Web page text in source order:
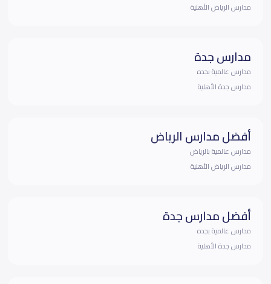
مدارس الرياض الأهلية
مدارس جدة
مدارس عالمية بجده
مدارس جدة الأهلية
أفضل مدارس الرياض
مدارس عالمية بالرياض
مدارس الرياض الأهلية
أفضل مدارس جدة
مدارس عالمية بجده
مدارس جدة الأهلية